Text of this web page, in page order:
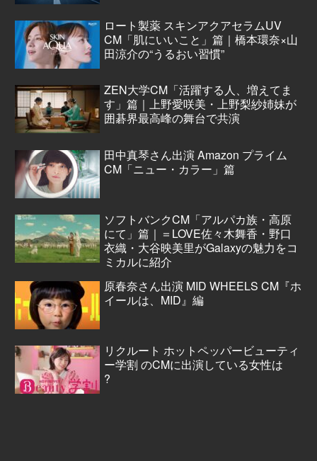
ロート製薬 スキンアクアセラムUV
CM「肌にいいこと」篇｜橋本環奈×山
田涼介の“うるおい習慣”
ZEN大学CM「活躍する人、増えてま
す」篇｜上野愛咲美・上野梨紗姉妹が
囲碁界最高峰の舞台で共演
田中真琴さん出演 Amazon プライム
CM「ニュー・カラー」篇
ソフトバンクCM「アルパカ族・高原
にて」篇｜＝LOVE佐々木舞香・野口
衣織・大谷映美里がGalaxyの魅力をコ
ミカルに紹介
原春奈さん出演 MID WHEELS CM『ホ
イールは、MID』編
リクルート ホットペッパービューティ
ー学割 のCMに出演している女性は
?